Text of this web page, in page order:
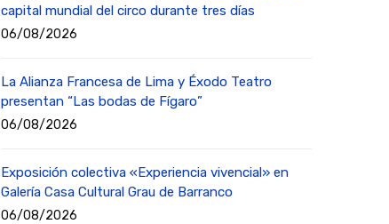
capital mundial del circo durante tres días
06/08/2026
La Alianza Francesa de Lima y Éxodo Teatro
presentan “Las bodas de Fígaro”
06/08/2026
Exposición colectiva «Experiencia vivencial» en
Galería Casa Cultural Grau de Barranco
06/08/2026